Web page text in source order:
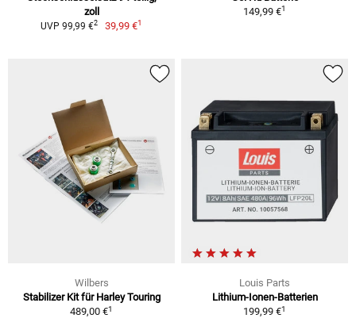
zoll
UVP 99,99 €2 39,99 €1
149,99 €1
Wilbers
Stabilizer Kit für Harley Touring
489,00 €1
Louis Parts
Lithium-Ionen-Batterien
199,99 €1